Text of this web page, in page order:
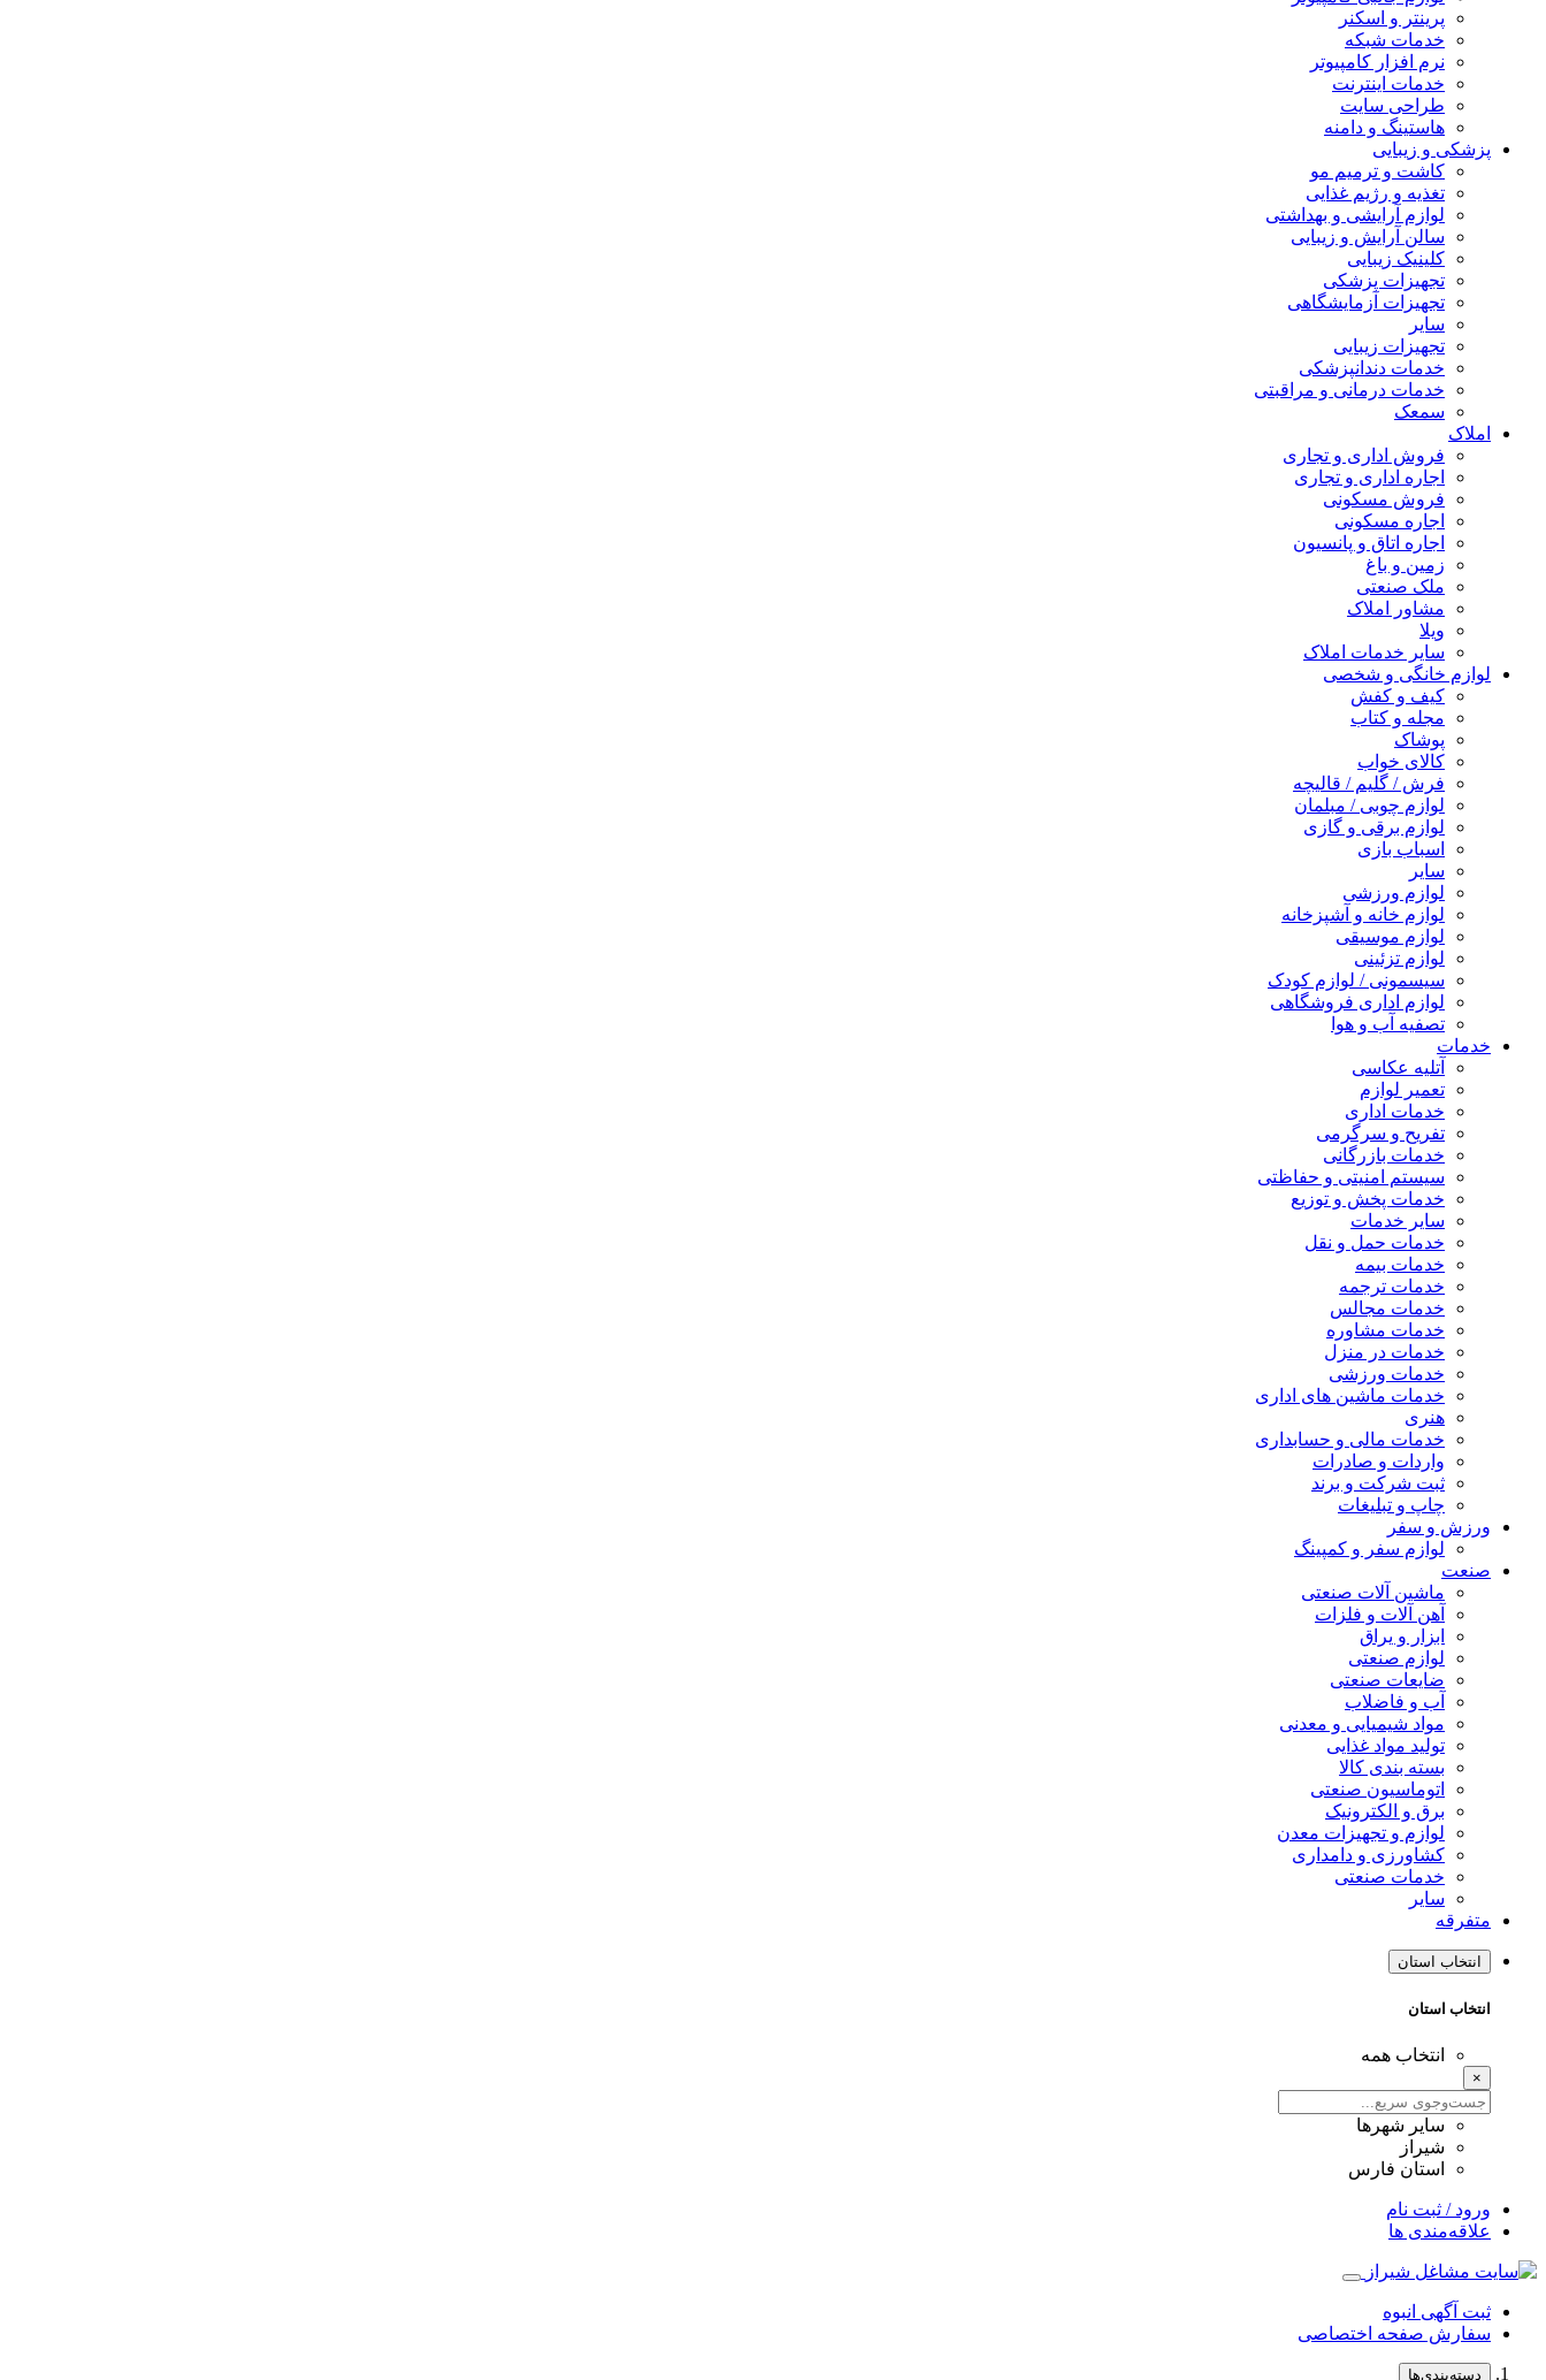
پرینتر و اسکنر
خدمات شبکه
نرم افزار کامپیوتر
خدمات اینترنت
طراحی سایت
هاستینگ و دامنه
پزشکی و زیبایی
کاشت و ترمیم مو
تغذیه و رژیم غذایی
لوازم آرایشی و بهداشتی
سالن آرایش و زیبایی
کلینیک زیبایی
تجهیزات پزشکی
تجهیزات آزمایشگاهی
سایر
تجهیزات زیبایی
خدمات دندانپزشکی
خدمات درمانی و مراقبتی
سمعک
املاک
فروش اداری و تجاری
اجاره اداری و تجاری
فروش مسکونی
اجاره مسکونی
اجاره اتاق و پانسیون
زمین و باغ
ملک صنعتی
مشاور املاک
ویلا
سایر خدمات املاک
لوازم خانگی و شخصی
کیف و کفش
مجله و کتاب
پوشاک
کالای خواب
فرش / گلیم / قالیچه
لوازم چوبی / مبلمان
لوازم برقی و گازی
اسباب بازی
سایر
لوازم ورزشی
لوازم خانه و آشپزخانه
لوازم موسیقی
لوازم تزئینی
سیسمونی / لوازم کودک
لوازم اداری فروشگاهی
تصفیه آب و هوا
خدمات
آتلیه عکاسی
تعمیر لوازم
خدمات اداری
تفریح و سرگرمی
خدمات بازرگانی
سیستم امنیتی و حفاظتی
خدمات پخش و توزیع
سایر خدمات
خدمات حمل و نقل
خدمات بیمه
خدمات ترجمه
خدمات مجالس
خدمات مشاوره
خدمات در منزل
خدمات ورزشی
خدمات ماشین های اداری
هنری
خدمات مالی و حسابداری
واردات و صادرات
ثبت شرکت و برند
چاپ و تبلیغات
ورزش و سفر
لوازم سفر و کمپینگ
صنعت
ماشین آلات صنعتی
آهن آلات و فلزات
ابزار و یراق
لوازم صنعتی
ضایعات صنعتی
آب و فاضلاب
مواد شیمیایی و معدنی
تولید مواد غذایی
بسته بندی کالا
اتوماسیون صنعتی
برق و الکترونیک
لوازم و تجهیزات معدن
کشاورزی و دامداری
خدمات صنعتی
سایر
متفرقه
انتخاب استان
انتخاب استان
انتخاب همه
×
سایر شهرها
شیراز
استان فارس
ورود / ثبت نام
علاقه‌مندی ها
ثبت آگهی انبوه
سفارش صفحه اختصاصی
دسته‌بندی‌ها